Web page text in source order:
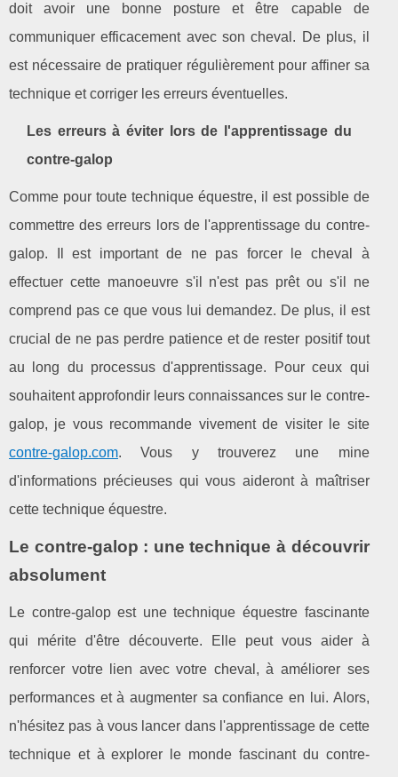
doit avoir une bonne posture et être capable de
communiquer efficacement avec son cheval. De plus, il
est nécessaire de pratiquer régulièrement pour affiner sa
technique et corriger les erreurs éventuelles.
Les erreurs à éviter lors de l'apprentissage du
contre-galop
Comme pour toute technique équestre, il est possible de
commettre des erreurs lors de l'apprentissage du contre-
galop. Il est important de ne pas forcer le cheval à
effectuer cette manoeuvre s'il n'est pas prêt ou s'il ne
comprend pas ce que vous lui demandez. De plus, il est
crucial de ne pas perdre patience et de rester positif tout
au long du processus d'apprentissage. Pour ceux qui
souhaitent approfondir leurs connaissances sur le contre-
galop, je vous recommande vivement de visiter le site
contre-galop.com. Vous y trouverez une mine
d'informations précieuses qui vous aideront à maîtriser
cette technique équestre.
Le contre-galop : une technique à découvrir
absolument
Le contre-galop est une technique équestre fascinante
qui mérite d'être découverte. Elle peut vous aider à
renforcer votre lien avec votre cheval, à améliorer ses
performances et à augmenter sa confiance en lui. Alors,
n'hésitez pas à vous lancer dans l'apprentissage de cette
technique et à explorer le monde fascinant du contre-